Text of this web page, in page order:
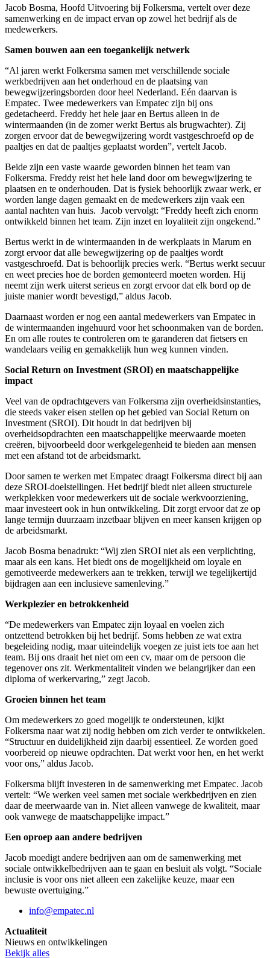
Jacob Bosma, Hoofd Uitvoering bij Folkersma, vertelt over deze
samenwerking en de impact ervan op zowel het bedrijf als de
medewerkers.
Samen bouwen aan een toegankelijk netwerk
“Al jaren werkt Folkersma samen met verschillende sociale
werkbedrijven aan het onderhoud en de plaatsing van
bewegwijzeringsborden door heel Nederland. Eén daarvan is
Empatec. Twee medewerkers van Empatec zijn bij ons
gedetacheerd. Freddy het hele jaar en Bertus alleen in de
wintermaanden (in de zomer werkt Bertus als brugwachter). Zij
zorgen ervoor dat de bewegwijzering wordt vastgeschroefd op de
paaltjes en dat de paaltjes geplaatst worden”, vertelt Jacob.
Beide zijn een vaste waarde geworden binnen het team van
Folkersma. Freddy reist het hele land door om bewegwijzering te
plaatsen en te onderhouden. Dat is fysiek behoorlijk zwaar werk, er
worden lange dagen gemaakt en de medewerkers zijn vaak een
aantal nachten van huis. Jacob vervolgt: “Freddy heeft zich enorm
ontwikkeld binnen het team. Zijn inzet en loyaliteit zijn ongekend.”
Bertus werkt in de wintermaanden in de werkplaats in Marum en
zorgt ervoor dat alle bewegwijzering op de paaltjes wordt
vastgeschroefd. Dat is behoorlijk precies werk. “Bertus werkt secuur
en weet precies hoe de borden gemonteerd moeten worden. Hij
neemt zijn werk uiterst serieus en zorgt ervoor dat elk bord op de
juiste manier wordt bevestigd,” aldus Jacob.
Daarnaast worden er nog een aantal medewerkers van Empatec in
de wintermaanden ingehuurd voor het schoonmaken van de borden.
En om alle routes te controleren om te garanderen dat fietsers en
wandelaars veilig en gemakkelijk hun weg kunnen vinden.
Social Return on Investment (SROI) en maatschappelijke
impact
Veel van de opdrachtgevers van Folkersma zijn overheidsinstanties,
die steeds vaker eisen stellen op het gebied van Social Return on
Investment (SROI). Dit houdt in dat bedrijven bij
overheidsopdrachten een maatschappelijke meerwaarde moeten
creëren, bijvoorbeeld door werkgelegenheid te bieden aan mensen
met een afstand tot de arbeidsmarkt.
Door samen te werken met Empatec draagt Folkersma direct bij aan
deze SROI-doelstellingen. Het bedrijf biedt niet alleen structurele
werkplekken voor medewerkers uit de sociale werkvoorziening,
maar investeert ook in hun ontwikkeling. Dit zorgt ervoor dat ze op
lange termijn duurzaam inzetbaar blijven en meer kansen krijgen op
de arbeidsmarkt.
Jacob Bosma benadrukt: “Wij zien SROI niet als een verplichting,
maar als een kans. Het biedt ons de mogelijkheid om loyale en
gemotiveerde medewerkers aan te trekken, terwijl we tegelijkertijd
bijdragen aan een inclusieve samenleving.”
Werkplezier en betrokkenheid
“De medewerkers van Empatec zijn loyaal en voelen zich
ontzettend betrokken bij het bedrijf. Soms hebben ze wat extra
begeleiding nodig, maar uiteindelijk voegen ze juist iets toe aan het
team. Bij ons draait het niet om een cv, maar om de persoon die
tegenover ons zit. Werkmentaliteit vinden we belangrijker dan een
diploma of werkervaring,” zegt Jacob.
Groeien binnen het team
Om medewerkers zo goed mogelijk te ondersteunen, kijkt
Folkersma naar wat zij nodig hebben om zich verder te ontwikkelen.
“Structuur en duidelijkheid zijn daarbij essentieel. Ze worden goed
voorbereid op nieuwe opdrachten. Dat werkt voor hen, en het werkt
voor ons,” aldus Jacob.
Folkersma blijft investeren in de samenwerking met Empatec. Jacob
vertelt: “We werken veel samen met sociale werkbedrijven en zien
daar de meerwaarde van in. Niet alleen vanwege de kwaliteit, maar
ook vanwege de maatschappelijke impact.”
Een oproep aan andere bedrijven
Jacob moedigt andere bedrijven aan om de samenwerking met
sociale ontwikkelbedrijven aan te gaan en besluit als volgt. “Sociale
inclusie is voor ons niet alleen een zakelijke keuze, maar een
bewuste overtuiging.”
info@empatec.nl
Actualiteit
Nieuws en ontwikkelingen
Bekijk alles